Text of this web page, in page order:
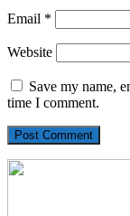
Email *
Website
Save my name,
time I comment.